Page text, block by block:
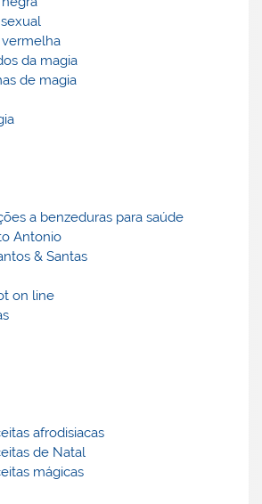
vermelha
da magia
de magia
a benzeduras para saúde
Antonio
& Santas
on line
afrodisiacas
de Natal
mágicas